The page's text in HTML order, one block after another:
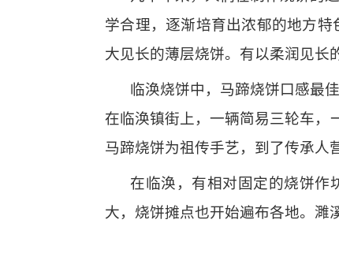
学合理，逐渐培育出浓郁的地方
大见长的薄层烧饼。有以柔润见长
临涣烧饼中，马蹄烧饼口感最
在临涣镇街上，一辆简易三轮车，
马蹄烧饼为祖传手艺，到了传承人
在临涣，有相对固定的烧饼作
大，烧饼摊点也开始遍布各地。濉